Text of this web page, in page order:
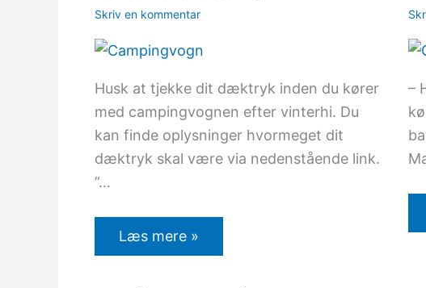
Skriv en kommentar
Husk at tjekke dit dæktryk inden du kører
med campingvognen efter vinterhi. Du
kan finde oplysninger hvormeget dit
dæktryk skal være via nedenstående link.
”…
Læs mere »
–